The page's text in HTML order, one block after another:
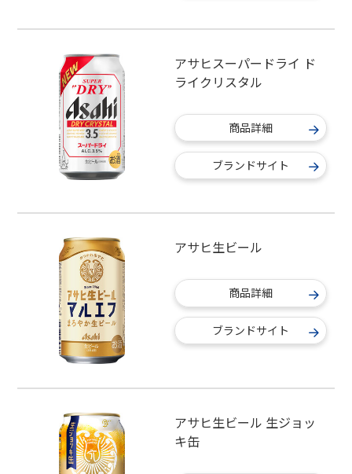
アサヒスーパードライ ド
ライクリスタル
商品詳細
ブランドサイト
アサヒ生ビール
商品詳細
ブランドサイト
アサヒ生ビール 生ジョッ
キ缶